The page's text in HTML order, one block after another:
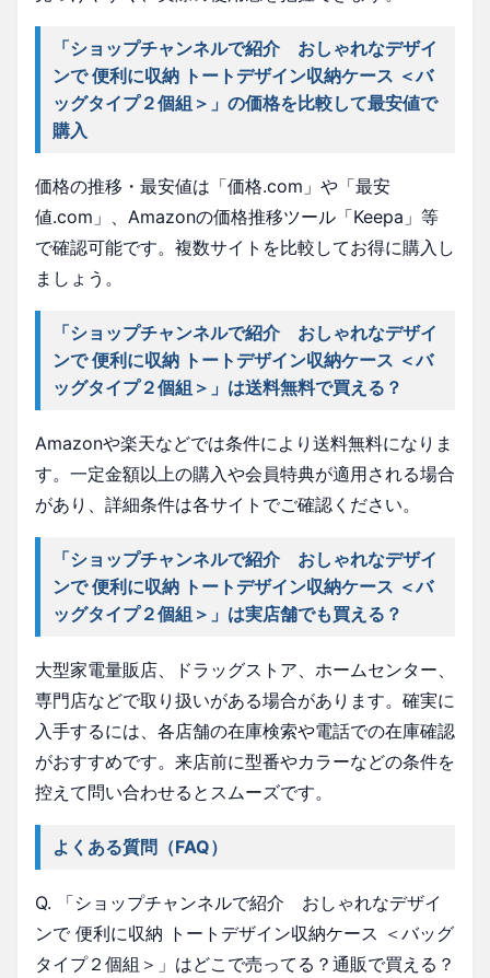
「ショップチャンネルで紹介 おしゃれなデザイ
ンで 便利に収納 トートデザイン収納ケース ＜バ
ッグタイプ２個組＞」の価格を比較して最安値で
購入
価格の推移・最安値は「価格.com」や「最安
値.com」、Amazonの価格推移ツール「Keepa」等
で確認可能です。複数サイトを比較してお得に購入し
ましょう。
「ショップチャンネルで紹介 おしゃれなデザイ
ンで 便利に収納 トートデザイン収納ケース ＜バ
ッグタイプ２個組＞」は送料無料で買える？
Amazonや楽天などでは条件により送料無料になりま
す。一定金額以上の購入や会員特典が適用される場合
があり、詳細条件は各サイトでご確認ください。
「ショップチャンネルで紹介 おしゃれなデザイ
ンで 便利に収納 トートデザイン収納ケース ＜バ
ッグタイプ２個組＞」は実店舗でも買える？
大型家電量販店、ドラッグストア、ホームセンター、
専門店などで取り扱いがある場合があります。確実に
入手するには、各店舗の在庫検索や電話での在庫確認
がおすすめです。来店前に型番やカラーなどの条件を
控えて問い合わせるとスムーズです。
よくある質問（FAQ）
Q. 「ショップチャンネルで紹介 おしゃれなデザイ
ンで 便利に収納 トートデザイン収納ケース ＜バッグ
タイプ２個組＞」はどこで売ってる？通販で買える？